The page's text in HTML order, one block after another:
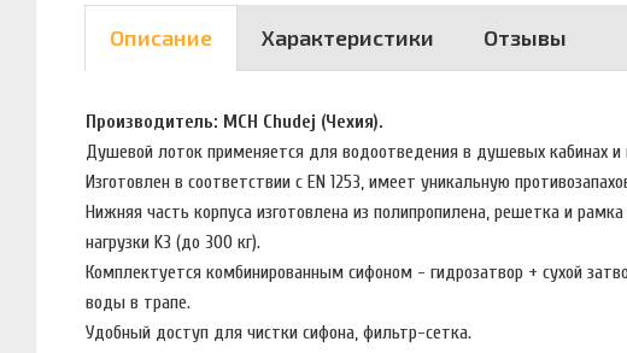
Описание Характеристики Отзывы
Производитель: MCH Chudej (Чехия).
Душевой лоток применяется для водоотведения в душевых кабинах и
Изготовлен в соответствии с EN 1253, имеет уникальную
Нижняя часть корпуса изготовлена из полипропилена, решетка и
нагрузки K3 (до 300 кг).
Комплектуется комбинированным сифоном - гидрозатвор + сухой
воды в трапе.
Удобный доступ для чистки сифона, фильтр-сетка.